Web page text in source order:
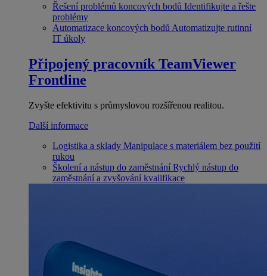
Řešení problémů koncových bodů Identifikujte a řešte
problémy
Automatizace koncových bodů Automatizujte rutinní
IT úkoly
Připojený pracovník TeamViewer
Frontline
Zvyšte efektivitu s průmyslovou rozšířenou realitou.
Další informace
Logistika a sklady Manipulace s materiálem bez použití
rukou
Školení a nástup do zaměstnání Rychlý nástup do
zaměstnání a zvyšování kvalifikace